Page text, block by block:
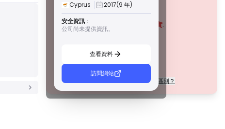
Cyprus 2017(9 年)
安全資訊 :
公司尚未提供資訊。
查看資料
訪問網站
警告
該公司目前 未經證實.
請注意潛在風險！
每個等級的許可證在法規上有什麼區別？
由受尊敬的區域監管機構授予，這些許可證提供強大的安全
措施，例如資金隔離、財務報告和補償計劃。雖然沒有等級 1
那麼嚴格，但它們提供可靠的區域保護。
如最低資本要求和 AML 政策。監管較不嚴格，因此交易者應
謹慎行事並驗證安全措施。
來自監管最少的司法管轄區，這些許可證通常缺乏關鍵保
護，例如資金隔離和保險。雖然它們對營運彈性很有吸引
力，但它們對交易者構成較高的風險。